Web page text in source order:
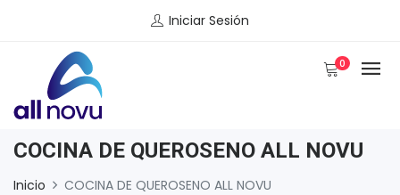
Iniciar Sesión
0
COCINA DE QUEROSENO ALL NOVU
Inicio COCINA DE QUEROSENO ALL NOVU